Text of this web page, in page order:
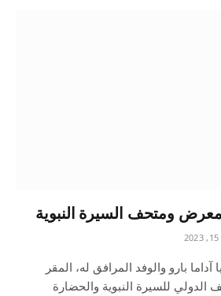
ومتحف السيرة النبوية
بارو والوفد المرافق له، المقر
للسيرة النبوية والحضارة